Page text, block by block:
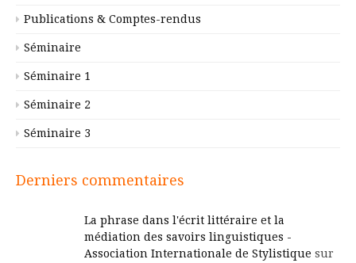
Publications & Comptes-rendus
Séminaire
Séminaire 1
Séminaire 2
Séminaire 3
Derniers commentaires
La phrase dans l'écrit littéraire et la
médiation des savoirs linguistiques -
Association Internationale de Stylistique sur